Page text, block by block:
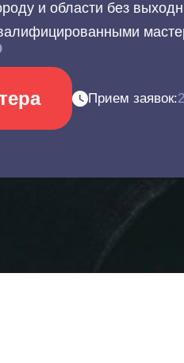
и области без
Прием заявок: